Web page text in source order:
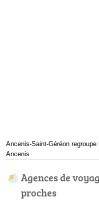
Ancenis-Saint-Géréon
Ancenis
Agences de
proches